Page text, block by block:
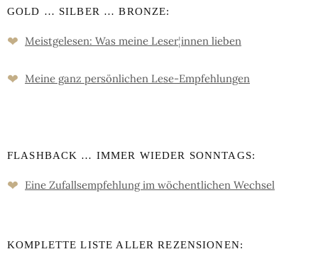
GOLD … SILBER … BRONZE:
❤ Meistgelesen: Was meine Leser¦innen lieben
❤ Meine ganz persön­lichen Lese-Empfeh­lungen
FLASHBACK … IMMER WIEDER SONNTAGS:
❤ Eine Zufalls­empfehlung im wöchent­lichen Wechsel
KOMPLETTE LISTE ALLER REZENSIONEN: